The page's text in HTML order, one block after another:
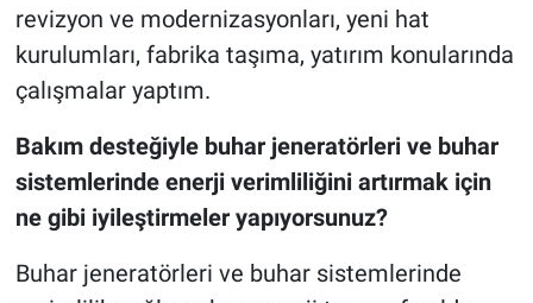
revizyon ve modernizasyonları, yeni hat
kurulumları, fabrika taşıma, yatırım konularında
çalışmalar yaptım.
Bakım desteğiyle buhar jeneratörleri ve buhar
sistemlerinde enerji verimliliğini artırmak için
ne gibi iyileştirmeler yapıyorsunuz?
Buhar jeneratörleri ve buhar sistemlerinde